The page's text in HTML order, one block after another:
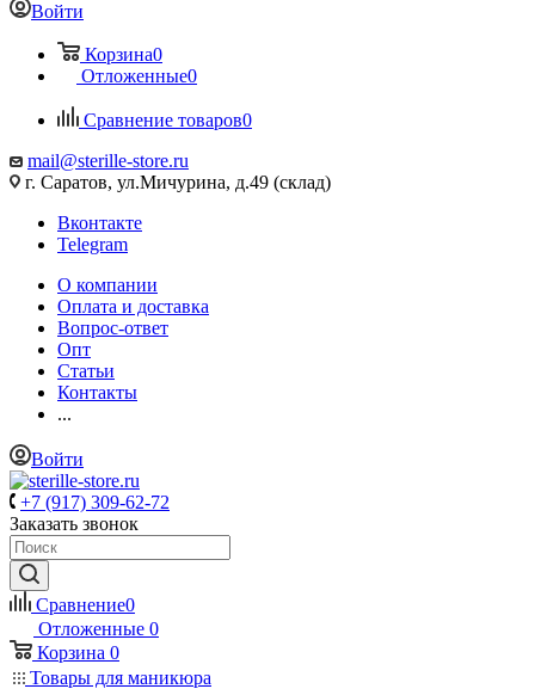
Войти
Корзина0
Отложенные0
Сравнение товаров0
mail@sterille-store.ru
г. Саратов, ул.Мичурина, д.49 (склад)
Вконтакте
Telegram
О компании
Оплата и доставка
Вопрос-ответ
Опт
Статьи
Контакты
...
Войти
+7 (917) 309-62-72
Заказать звонок
Сравнение0
Отложенные 0
Корзина 0
Товары для маникюра